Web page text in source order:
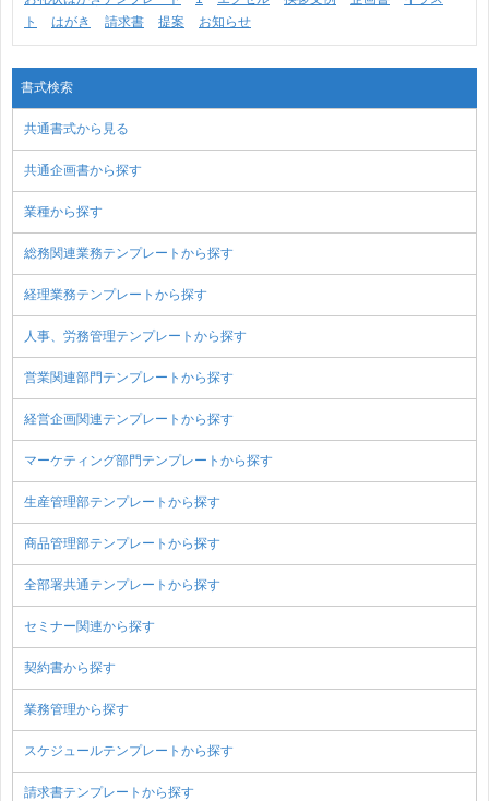
ト
はがき 請求書 提案 お知らせ
書式検索
共通書式から見る
共通企画書から探す
業種から探す
総務関連業務テンプレートから探す
経理業務テンプレートから探す
人事、労務管理テンプレートから探す
営業関連部門テンプレートから探す
経営企画関連テンプレートから探す
マーケティング部門テンプレートから探す
生産管理部テンプレートから探す
商品管理部テンプレートから探す
全部署共通テンプレートから探す
セミナー関連から探す
契約書から探す
業務管理から探す
スケジュールテンプレートから探す
請求書テンプレートから探す